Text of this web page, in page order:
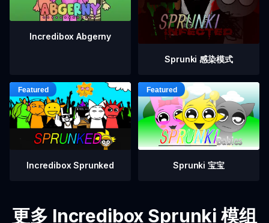
Incredibox Abgerny
Sprunki 感染模式
Incredibox Sprunked Sprunki 宝宝
更多 Incredibox Sprunki 模组